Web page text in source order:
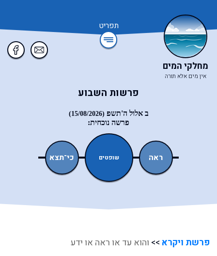
תפריט
מחלקי המים
אין מים אלא תורה
פרשות השבוע
ב אלול ה'תשפ (15/08/2026)
פרשה נוכחית:
כי־תצא שופטים ראה
פרשת ויקרא>> והוא עד או ראה או ידע